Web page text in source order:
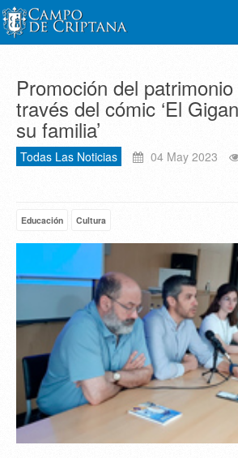
Promoción del
través del cómic ‘El
su familia’
Todas Las Noticias 04 May 2023
Educación Cultura